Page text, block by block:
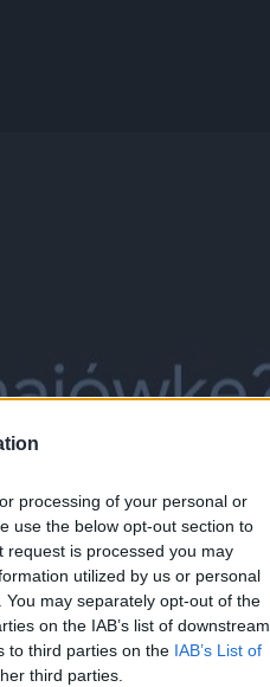
processing of your personal or
use the below opt-out section to
is processed you may
utilized by us or personal
may separately opt-out of the
on the IAB’s list of downstream
to third parties on the IAB’s List of
third parties.